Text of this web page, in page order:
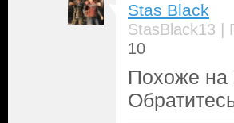
Stas Black
StasBlack13 |
10
Похоже на